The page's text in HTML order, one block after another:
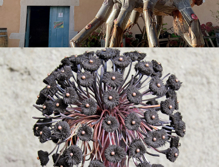
2022
BOTANIQUE D'UN FUTUR HAUTE TEMPÉRATURE